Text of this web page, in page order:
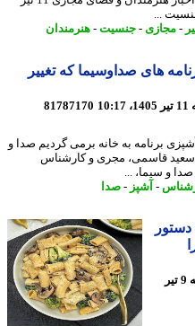
- جنسیت-هنرمندان
های صداوسیما که تغییر
81787170
به خانه برمی گردیم صدا و
قاسمی، مجری و کارشناس
سیما، ...
-آشپز -صدا
9 تیر